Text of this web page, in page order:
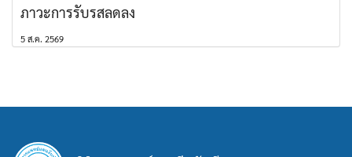
ภาวะการรับรสลดลง
5 ส.ค. 2569